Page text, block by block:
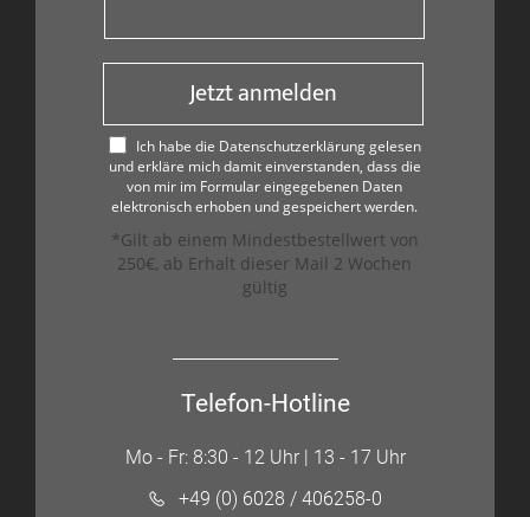
Jetzt anmelden
Ich habe die Datenschutzerklärung gelesen
und erkläre mich damit einverstanden, dass die
von mir im Formular eingegebenen Daten
elektronisch erhoben und gespeichert werden.
*Gilt ab einem Mindestbestellwert von
250€, ab Erhalt dieser Mail 2 Wochen
gültig
Telefon-Hotline
Mo - Fr: 8:30 - 12 Uhr | 13 - 17 Uhr
+49 (0) 6028 / 406258-0